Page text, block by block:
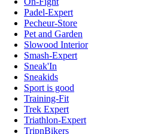
Padel-Expert
Pecheur-Store
Pet and Garden
Slowood Interior
Smash-Expert
Sneak'In
Sneakids
Sport is good
Training-Fit
Trek Expert
Triathlon-Expert
TripnBikers